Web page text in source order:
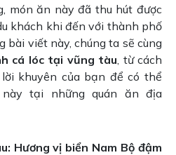
món ăn này đã thu hút được
khách khi đến với thành phố
bài viết này, chúng ta sẽ cùng
cá lóc tại vũng tàu, từ cách
khuyên của bạn để có thể
tại những quán ăn địa
Hương vị biển Nam Bộ đậm